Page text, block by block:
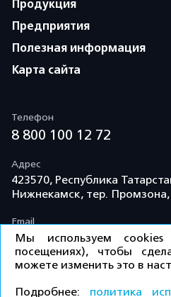
Продукция
Предприятия
Полезная информация
Карта сайта
Телефон
8 800 100 12 72
Адрес
423570, Республика
Нижнекамск, тер.
Email
info@td-kama.com
©ООО «Торговый дом
Мы используем
посещениях), чтобы
можете изменить это в
Подробнее: политика